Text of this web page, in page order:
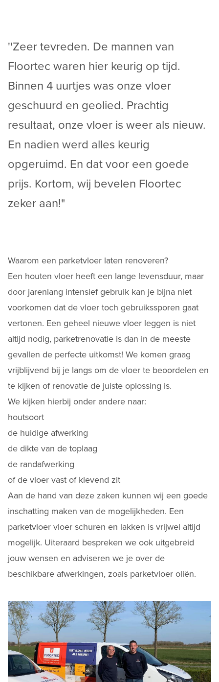
''Zeer tevreden. De mannen van
Floortec waren hier keurig op tijd.
Binnen 4 uurtjes was onze vloer
geschuurd en geolied. Prachtig
resultaat, onze vloer is weer als nieuw.
En nadien werd alles keurig
opgeruimd. En dat voor een goede
prijs. Kortom, wij bevelen Floortec
zeker aan!"
Waarom een parketvloer laten renoveren?
Een houten vloer heeft een lange levensduur, maar
door jarenlang intensief gebruik kan je bijna niet
voorkomen dat de vloer toch gebruikssporen gaat
vertonen. Een geheel nieuwe vloer leggen is niet
altijd nodig, parketrenovatie is dan in de meeste
gevallen de perfecte uitkomst! We komen graag
vrijblijvend bij je langs om de vloer te beoordelen en
te kijken of renovatie de juiste oplossing is.
We kijken hierbij onder andere naar:
houtsoort
de huidige afwerking
de dikte van de toplaag
de randafwerking
of de vloer vast of klevend zit
Aan de hand van deze zaken kunnen wij een goede
inschatting maken van de mogelijkheden. Een
parketvloer vloer schuren en lakken is vrijwel altijd
mogelijk. Uiteraard bespreken we ook uitgebreid
jouw wensen en adviseren we je over de
beschikbare afwerkingen, zoals parketvloer oliën.